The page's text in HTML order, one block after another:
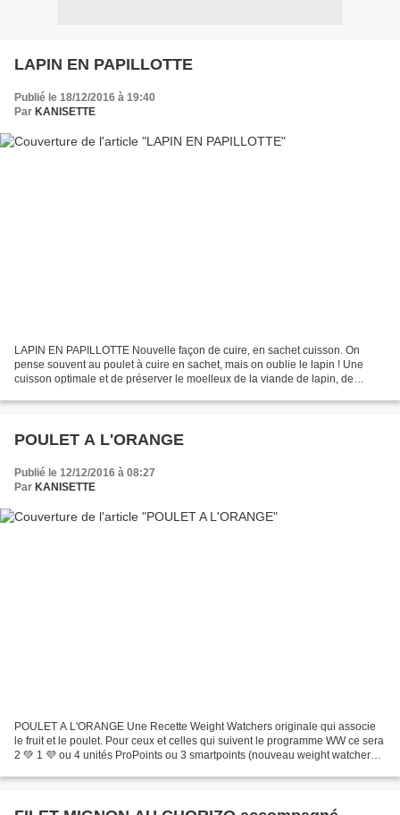
LAPIN EN PAPILLOTTE
Publié le 18/12/2016 à 19:40
Par KANISETTE
LAPIN EN PAPILLOTTE Nouvelle façon de cuire, en sachet cuisson. On
pense souvent au poulet à cuire en sachet, mais on oublie le lapin ! Une
cuisson optimale et de préserver le moelleux de la viande de lapin, de
POULET A L'ORANGE
Publié le 12/12/2016 à 08:27
Par KANISETTE
POULET A L'ORANGE Une Recette Weight Watchers originale qui associe
le fruit et le poulet. Pour ceux et celles qui suivent le programme WW ce sera
2 💚 1 💜 ou 4 unités ProPoints ou 3 smartpoints (nouveau weight watchers)